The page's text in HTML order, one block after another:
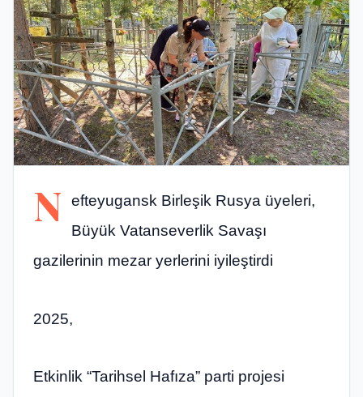
N
efteyugansk Birleşik Rusya üyeleri,
Büyük Vatanseverlik Savaşı
gazilerinin mezar yerlerini iyileştirdi
2025,
Etkinlik “Tarihsel Hafıza” parti projesi